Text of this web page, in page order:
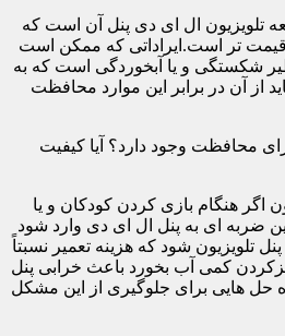
تلویزیون ال ای دی پنل آن است که
تر است.ایراداتی که ممکن است
شکستگی و یا آبخوردگی است که به
از آن در برابر این موارد محافظت
محافظت وجود دارد؟ آیا کیفیت
اگر هنگام بازی کردن کودکان و یا
ضربه ای به پنل ال ای دی وارد شود
تلویزیون شود که هزینه تعمیر نسبتاً
کمی آب بخورد باعث خرابی پنل
حل هایی برای جلوگیری از این مشکل